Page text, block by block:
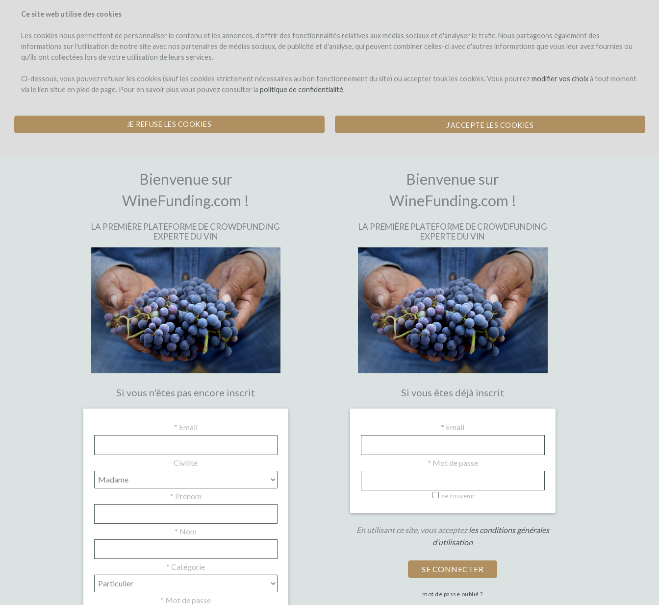
Ce site web utilise des cookies
Les cookies nous permettent de personnaliser le contenu et les annonces, d'offrir des fonctionnalités relatives aux médias sociaux et d'analyser le trafic. Nous partageons également des
informations sur l'utilisation de notre site avec nos partenaires de médias sociaux, de publicité et d'analyse, qui peuvent combiner celles-ci avec d'autres informations que vous leur avez fournies ou
qu'ils ont collectées lors de votre utilisation de leurs services.
Ci-dessous, vous pouvez refuser les cookies (sauf les cookies strictement nécessaires au bon fonctionnement du site) ou accepter tous les cookies. Vous pourrezmodifier vos choixà tout moment
via le lien situé en pied de page. Pour en savoir plus vous pouvez consulter la politique de confidentialité.
JE REFUSE LES COOKIES J'ACCEPTE LES COOKIES
Bienvenue sur
WineFunding.com !
LA PREMIÈRE PLATEFORME DE CROWDFUNDING
EXPERTE DU VIN
Si vous n'êtes pas encore inscrit
* Email
Civilité
* Prénom
* Nom
* Catégorie
* Mot de passe
Bienvenue sur
WineFunding.com !
LA PREMIÈRE PLATEFORME DE CROWDFUNDING
EXPERTE DU VIN
Si vous êtes déjà inscrit
* Email
* Mot de passe
se souvenir
En utilisant ce site, vous acceptezles conditions générales
d’utilisation
mot de passe oublié ?